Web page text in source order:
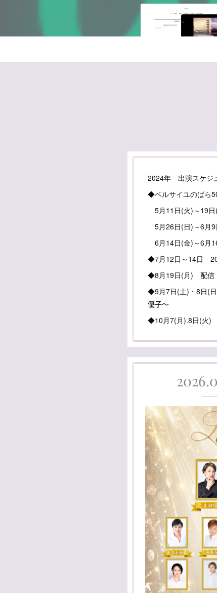
2024年 出演スケジ
◆ベルサイユのばら
5月11日(火)～19
5月26日(日)～6月
6月14日(金)～6
◆7月12日～14日
◆8月19日(月) 配信
◆9月7日(土)・8日(
優子～
◆10月7(月).8日(火)